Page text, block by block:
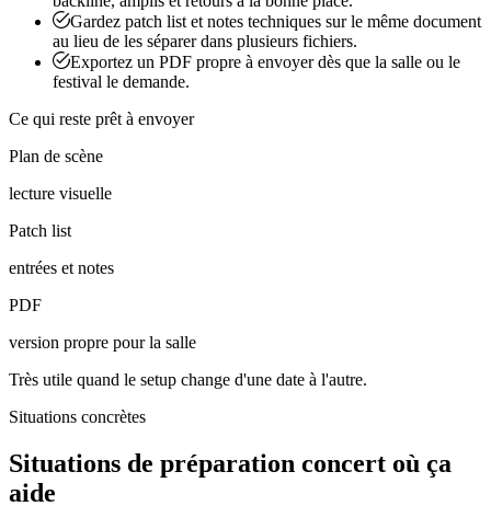
Gardez patch list et notes techniques sur le même document
au lieu de les séparer dans plusieurs fichiers.
Exportez un PDF propre à envoyer dès que la salle ou le
festival le demande.
Ce qui reste prêt à envoyer
Plan de scène
lecture visuelle
Patch list
entrées et notes
PDF
version propre pour la salle
Très utile quand le setup change d'une date à l'autre.
Situations concrètes
Situations de préparation concert où ça
aide